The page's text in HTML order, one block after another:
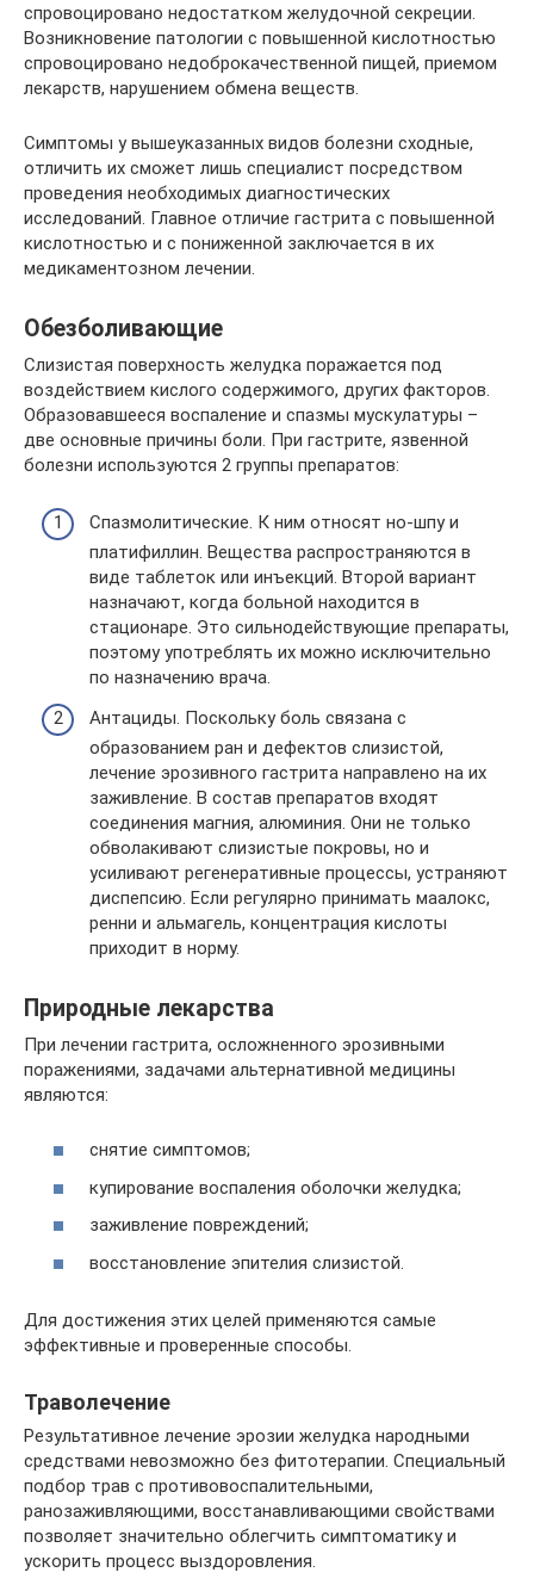
спровоцировано недостатком желудочной секреции.
Возникновение патологии с повышенной кислотностью
спровоцировано недоброкачественной пищей, приемом
лекарств, нарушением обмена веществ.
Симптомы у вышеуказанных видов болезни сходные,
отличить их сможет лишь специалист посредством
проведения необходимых диагностических
исследований. Главное отличие гастрита с повышенной
кислотностью и с пониженной заключается в их
медикаментозном лечении.
Обезболивающие
Слизистая поверхность желудка поражается под
воздействием кислого содержимого, других факторов.
Образовавшееся воспаление и спазмы мускулатуры –
две основные причины боли. При гастрите, язвенной
болезни используются 2 группы препаратов:
Спазмолитические. К ним относят но-шпу и
платифиллин. Вещества распространяются в
виде таблеток или инъекций. Второй вариант
назначают, когда больной находится в
стационаре. Это сильнодействующие препараты,
поэтому употреблять их можно исключительно
по назначению врача.
Антациды. Поскольку боль связана с
образованием ран и дефектов слизистой,
лечение эрозивного гастрита направлено на их
заживление. В состав препаратов входят
соединения магния, алюминия. Они не только
обволакивают слизистые покровы, но и
усиливают регенеративные процессы, устраняют
диспепсию. Если регулярно принимать маалокс,
ренни и альмагель, концентрация кислоты
приходит в норму.
Природные лекарства
При лечении гастрита, осложненного эрозивными
поражениями, задачами альтернативной медицины
являются:
снятие симптомов;
купирование воспаления оболочки желудка;
заживление повреждений;
восстановление эпителия слизистой.
Для достижения этих целей применяются самые
эффективные и проверенные способы.
Траволечение
Результативное лечение эрозии желудка народными
средствами невозможно без фитотерапии. Специальный
подбор трав с противовоспалительными,
ранозаживляющими, восстанавливающими свойствами
позволяет значительно облегчить симптоматику и
ускорить процесс выздоровления.